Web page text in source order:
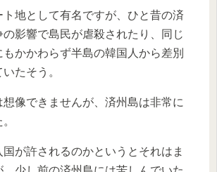
地として有名ですが、ひと昔の済
影響で島民が虐殺されたり、同じ
かかわらず半島の韓国人から差別
たそう。
像できませんが、済州島は非常に
が許されるのかというとそれはま